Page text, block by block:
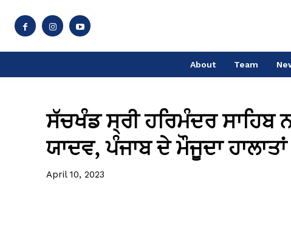
About Team
ਸੱਚਖੰਡ ਸ੍ਰੀ ਹਰਿਮੰਦਰ ਸਾਹਿਬ
ਯਾਦਵ, ਪੰਜਾਬ ਦੇ ਮੌਜੂਦਾ
April 10, 2023